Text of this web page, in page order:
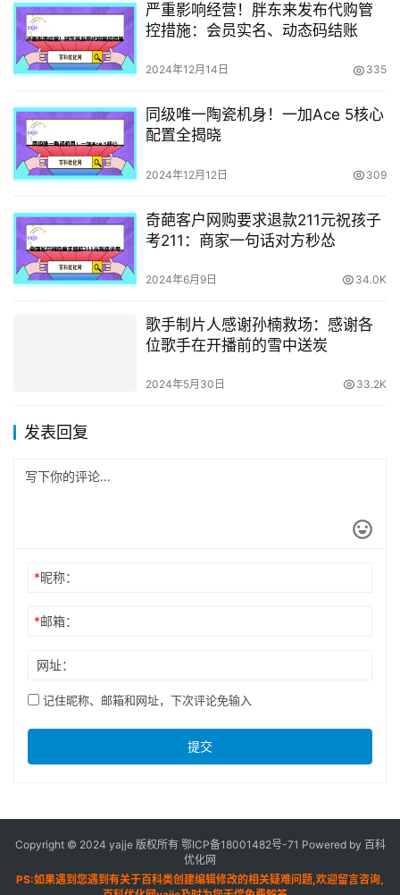
严重影响经营！胖东来发布代购管
控措施：会员实名、动态码结账
2024年12月14日 335
同级唯一陶瓷机身！一加Ace 5核心
配置全揭晓
2024年12月12日 309
奇葩客户网购要求退款211元祝孩子
考211：商家一句话对方秒怂
2024年6月9日 34.0K
歌手制片人感谢孙楠救场：感谢各
位歌手在开播前的雪中送炭
2024年5月30日 33.2K
发表回复
*昵称：
*邮箱：
网址：
记住昵称、邮箱和网址，下次评论免输入
提交
Copyright © 2024 yajje 版权所有鄂ICP备18001482号-71 Powered by 百科
优化网
PS:如果遇到您遇到有关于百科类创建编辑修改的相关疑难问题,欢迎留言咨询,